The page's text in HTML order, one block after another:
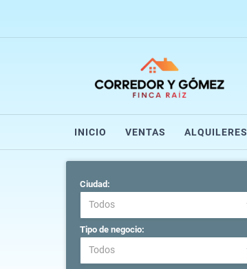
INICIO VENTAS ALQUILERES
Ciudad:
Todos
Tipo de negocio:
Todos